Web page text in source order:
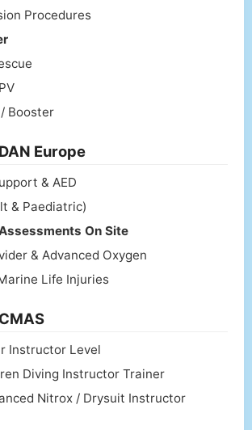
Procedures
Booster
Europe
& AED
& Paediatric)
On Site
& Advanced Oxygen
Life Injuries
Instructor Level
Diving Instructor Trainer
Nitrox / Drysuit Instructor